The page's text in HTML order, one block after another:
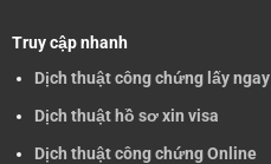
Truy cập nhanh
Dịch thuật công chứng lấy ngay
Dịch thuật hồ sơ xin visa
Dịch thuật công chứng Online